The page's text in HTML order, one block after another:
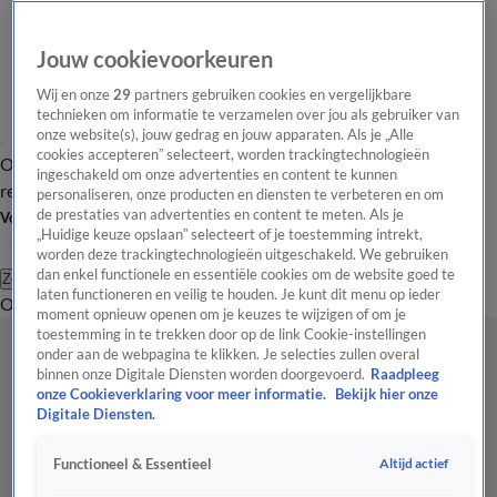
Overzicht Laatste nieuws Regionieuws Het beste van Hart
Tip de
redactie
Volg Hart van Nederland
Zoeken
OverzichtRegioUitzendingenWeerTip de redactiePanelVideo's
Jouw cookievoorkeuren
Wij en onze29 partners gebruiken cookies en vergelijkbare
technieken om informatie te verzamelen over jou als gebruiker van
onze website(s), jouw gedrag en jouw apparaten. Als je „Alle
cookies accepteren” selecteert, worden trackingtechnologieën
ingeschakeld om onze advertenties en content te kunnen
personaliseren, onze producten en diensten te verbeteren en om
de prestaties van advertenties en content te meten. Als je
„Huidige keuze opslaan” selecteert of je toestemming intrekt,
worden deze trackingtechnologieën uitgeschakeld. We gebruiken
dan enkel functionele en essentiële cookies om de website goed te
laten functioneren en veilig te houden. Je kunt dit menu op ieder
moment opnieuw openen om je keuzes te wijzigen of om je
toestemming in te trekken door op de link Cookie-instellingen
onder aan de webpagina te klikken. Je selecties zullen overal
binnen onze Digitale Diensten worden doorgevoerd. Raadpleeg
onze Cookieverklaring voor meer informatie.
Bekijk hier onze
Digitale Diensten.
Functioneel & Essentieel Altijd actief